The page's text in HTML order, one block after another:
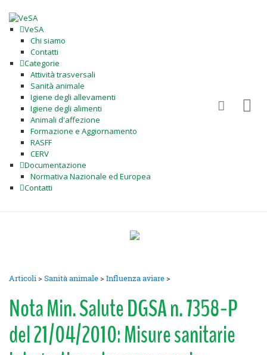
VeSA
Chi siamo
Contatti
Categorie
Attività trasversali
Sanità animale
Igiene degli allevamenti
Igiene degli alimenti
Animali d'affezione
Formazione e Aggiornamento
RASFF
CERV
Documentazione
Normativa Nazionale ed Europea
Contatti
Articoli>Sanità animale>Influenza aviare>
Nota Min. Salute DGSA n. 7358-P
del 21/04/2010: Misure sanitarie